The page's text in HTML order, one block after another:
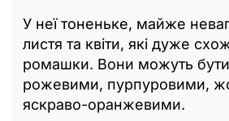
У неї тоненьке, майже
листя та квіти, які дуже
ромашки. Вони можуть
рожевими, пурпуровими,
яскраво-оранжевими.